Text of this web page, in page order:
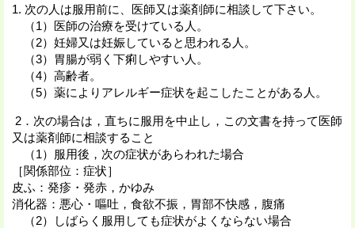
1. 次の人は服用前に、医師又は薬剤師に相談して下さい。
（1）医師の治療を受けている人。
（2）妊婦又は妊娠していると思われる人。
（3）胃腸が弱く下痢しやすい人。
（4）高齢者。
（5）薬によりアレルギー症状を起こしたことがある人。
2．次の場合は，直ちに服用を中止し，この文書を持って医師
又は薬剤師に相談すること
（1）服用後，次の症状があらわれた場合
［関係部位：症状］
皮ふ：発疹・発赤，かゆみ
消化器：悪心・嘔吐，食欲不振，胃部不快感，腹痛
（2）しばらく服用しても症状がよくならない場合